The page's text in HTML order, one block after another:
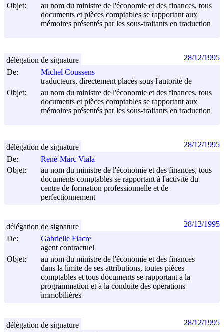
Objet:
au nom du ministre de l'économie et des finances, tous
documents et pièces comptables se rapportant aux
mémoires présentés par les sous-traitants en traduction
De:
Michel Coussens
traducteurs, directement placés sous l'autorité de
Objet:
au nom du ministre de l'économie et des finances, tous
documents et pièces comptables se rapportant aux
mémoires présentés par les sous-traitants en traduction
délégation de signature 28/12/1995
De:
René-Marc Viala
Objet:
au nom du ministre de l'économie et des finances, tous
documents comptables se rapportant à l'activité du
centre de formation professionnelle et de
perfectionnement
délégation de signature 28/12/1995
De:
Gabrielle Fiacre
agent contractuel
Objet:
au nom du ministre de l'économie et des finances
dans la limite de ses attributions, toutes pièces
comptables et tous documents se rapportant à la
programmation et à la conduite des opérations
immobilières
délégation de signature 28/12/1995
délégation de signature 28/12/1995